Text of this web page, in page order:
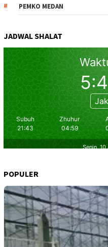
PEMKO MEDAN
JADWAL SHALAT
POPULER